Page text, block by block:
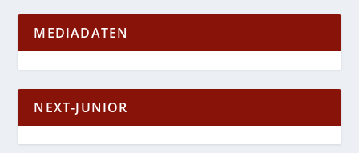
MEDIADATEN
NEXT-JUNIOR